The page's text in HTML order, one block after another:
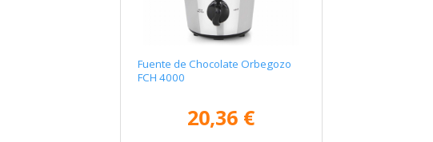
Fuente de Chocolate Orbegozo
FCH 4000
20,36 €